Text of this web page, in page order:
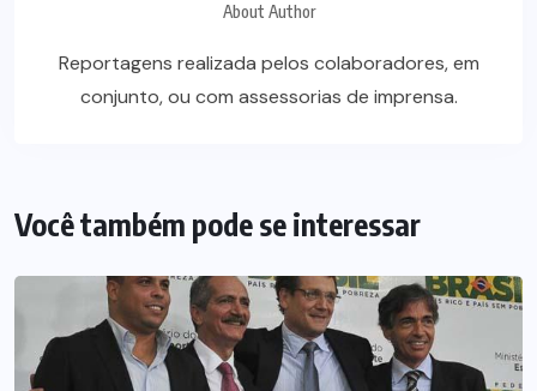
About Author
Reportagens realizada pelos colaboradores, em
conjunto, ou com assessorias de imprensa.
Você também pode se interessar